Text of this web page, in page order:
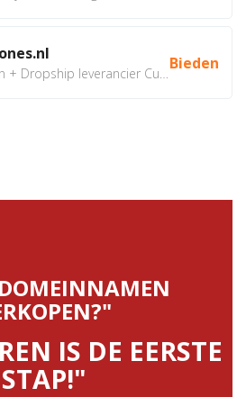
Bieden
IS DE EERSTE
STAP!"